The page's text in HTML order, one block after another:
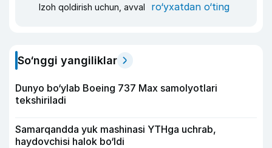
Izoh qoldirish uchun, avval ro‘yxatdan o‘ting
So‘nggi yangiliklar
Dunyo bo‘ylab Boeing 737 Max samolyotlari
tekshiriladi
Samarqandda yuk mashinasi YTHga uchrab,
haydovchisi halok bo‘ldi